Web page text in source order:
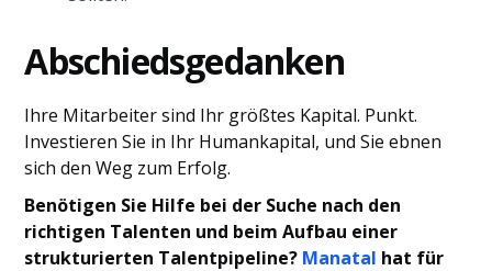
Abschiedsgedanken
Ihre Mitarbeiter sind Ihr größtes Kapital. Punkt.
Investieren Sie in Ihr Humankapital, und Sie ebnen
sich den Weg zum Erfolg.
Benötigen Sie Hilfe bei der Suche nach den
richtigen Talenten und beim Aufbau einer
strukturierten Talentpipeline? Manatal hat für